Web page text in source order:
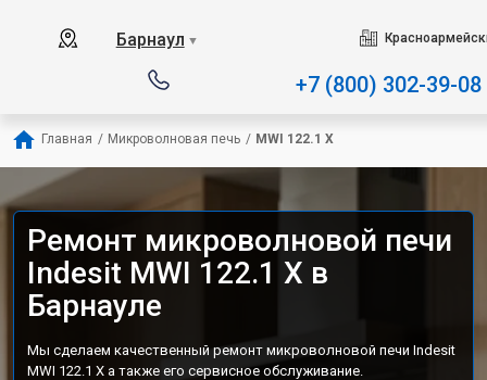
Барнаул ▼
+7 (800) 302-39-08
Главная / Микроволновая печь / MWI 122.1 X
Ремонт микроволновой печи
Indesit MWI 122.1 X в
Барнауле
Мы сделаем качественный ремонт микроволновой печи Indesit
MWI 122.1 X а также его сервисное обслуживание.